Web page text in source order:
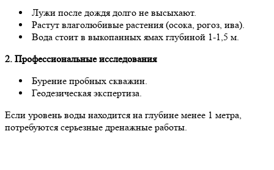
Лужи после дождя долго не высыхают.
Растут влаголюбивые растения (осока, рогоз, ива).
Вода стоит в выкопанных ямах глубиной 1-1,5 м.
2. Профессиональные исследования
Бурение пробных скважин.
Геодезическая экспертиза.
Если уровень воды находится на глубине менее 1 метра,
потребуются серьезные дренажные работы.